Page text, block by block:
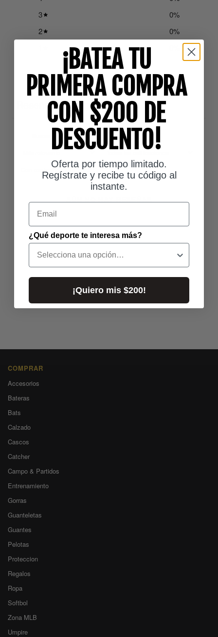
3
0%
2
0%
Hacer una pregunta Escribir una reseña
Reseñas 0 Preguntas 0
Con contenido multimedia
AÚN NO HAY RESEÑAS
COMPRAR
Accesorios
Bateras
Bats
Calzado
Cascos
Catcher
Campo & Partidos
Entrenamiento
Gorras
Guanteletas
Guantes
Pelotas
Proteccion
Regalos
Ropa
Softbol
Zona MLB
Umpire
¡BATEA TU
PRIMERA COMPRA
CON $200 DE
DESCUENTO!
Oferta por tiempo limitado.
Regístrate y recibe tu código al
instante.
Email
¿Qué deporte te interesa más?
¡Quiero mis $200!